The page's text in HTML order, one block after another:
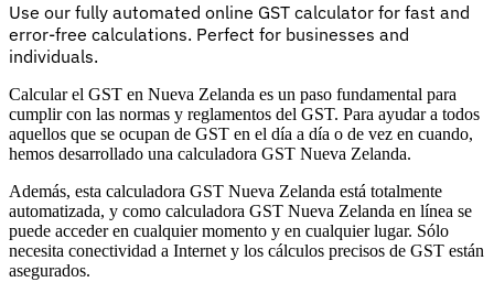
Use our fully automated online GST calculator for fast and
error-free calculations. Perfect for businesses and
individuals.
Calcular el GST en Nueva Zelanda es un paso fundamental para
cumplir con las normas y reglamentos del GST. Para ayudar a todos
aquellos que se ocupan de GST en el día a día o de vez en cuando,
hemos desarrollado una calculadora GST Nueva Zelanda.
Además, esta calculadora GST Nueva Zelanda está totalmente
automatizada, y como calculadora GST Nueva Zelanda en línea se
puede acceder en cualquier momento y en cualquier lugar. Sólo
necesita conectividad a Internet y los cálculos precisos de GST están
asegurados.